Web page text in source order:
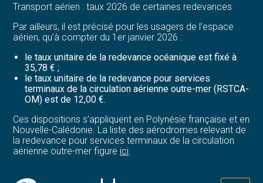
Transport aérien : taux 2026 de certaines redevances
Par ailleurs, il est précisé pour les usagers de l’espace
aérien, qu’à compter du 1er janvier 2026 :
le taux unitaire de la redevance océanique est fixé à
35,78 € ;
le taux unitaire de la redevance pour services
terminaux de la circulation aérienne outre-mer (RSTCA-
OM) est de 12,00 €.
Ces dispositions s’appliquent en Polynésie française et en
Nouvelle-Calédonie. La liste des aérodromes relevant de
la redevance pour services terminaux de la circulation
aérienne outre-mer figure ici